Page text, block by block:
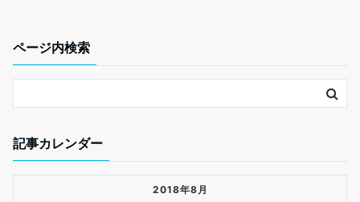
k
ページ内検索
記事カレンダー
2018年8月